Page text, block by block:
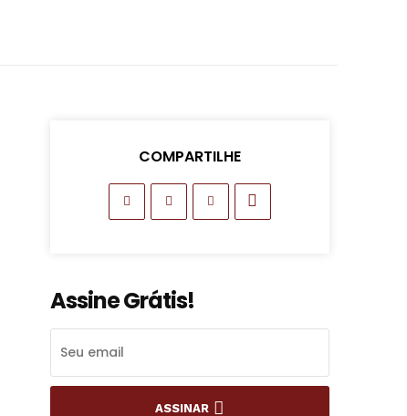
COMPARTILHE
Assine Grátis!
ASSINAR